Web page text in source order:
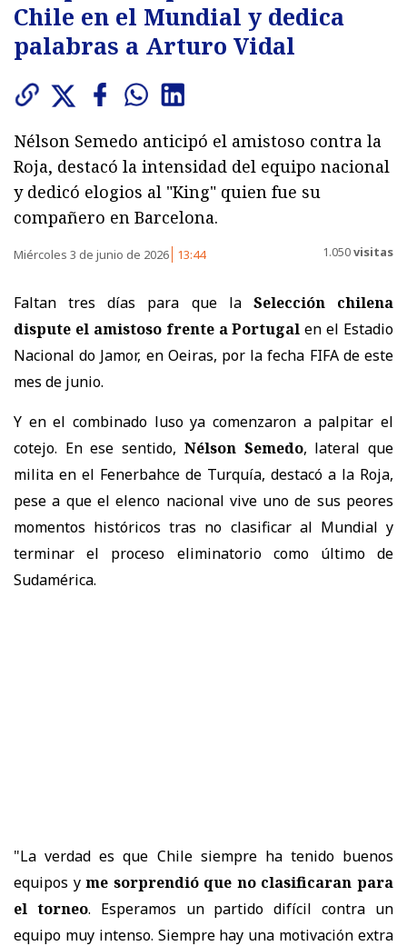
Chile en el Mundial y dedica
palabras a Arturo Vidal
Nélson Semedo anticipó el amistoso contra la
Roja, destacó la intensidad del equipo nacional
y dedicó elogios al "King" quien fue su
compañero en Barcelona.
Miércoles 3 de junio de 2026 13:44 1.050visitas
Faltan tres días para que la Selección chilena
dispute el amistoso frente a Portugal en el Estadio
Nacional do Jamor, en Oeiras, por la fecha FIFA de este
mes de junio.
Y en el combinado luso ya comenzaron a palpitar el
cotejo. En ese sentido, Nélson Semedo, lateral que
milita en el Fenerbahce de Turquía, destacó a la Roja,
pese a que el elenco nacional vive uno de sus peores
momentos históricos tras no clasificar al Mundial y
terminar el proceso eliminatorio como último de
Sudamérica.
"La verdad es que Chile siempre ha tenido buenos
equipos yme sorprendió que no clasificaran para
el torneo. Esperamos un partido difícil contra un
equipo muy intenso. Siempre hay una motivación extra